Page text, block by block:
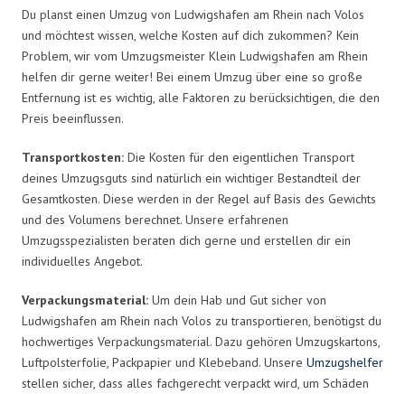
Du planst einen Umzug von Ludwigshafen am Rhein nach Volos
und möchtest wissen, welche Kosten auf dich zukommen? Kein
Problem, wir vom Umzugsmeister Klein Ludwigshafen am Rhein
helfen dir gerne weiter! Bei einem Umzug über eine so große
Entfernung ist es wichtig, alle Faktoren zu berücksichtigen, die den
Preis beeinflussen.
Transportkosten: Die Kosten für den eigentlichen Transport
deines Umzugsguts sind natürlich ein wichtiger Bestandteil der
Gesamtkosten. Diese werden in der Regel auf Basis des Gewichts
und des Volumens berechnet. Unsere erfahrenen
Umzugsspezialisten beraten dich gerne und erstellen dir ein
individuelles Angebot.
Verpackungsmaterial: Um dein Hab und Gut sicher von
Ludwigshafen am Rhein nach Volos zu transportieren, benötigst du
hochwertiges Verpackungsmaterial. Dazu gehören Umzugskartons,
Luftpolsterfolie, Packpapier und Klebeband. Unsere Umzugshelfer
stellen sicher, dass alles fachgerecht verpackt wird, um Schäden